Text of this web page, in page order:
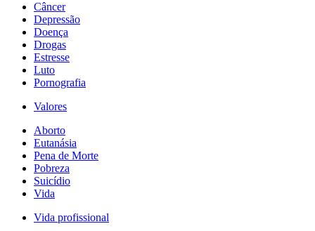
Câncer
Depressão
Doença
Drogas
Estresse
Luto
Pornografia
Valores
Aborto
Eutanásia
Pena de Morte
Pobreza
Suicídio
Vida
Vida profissional